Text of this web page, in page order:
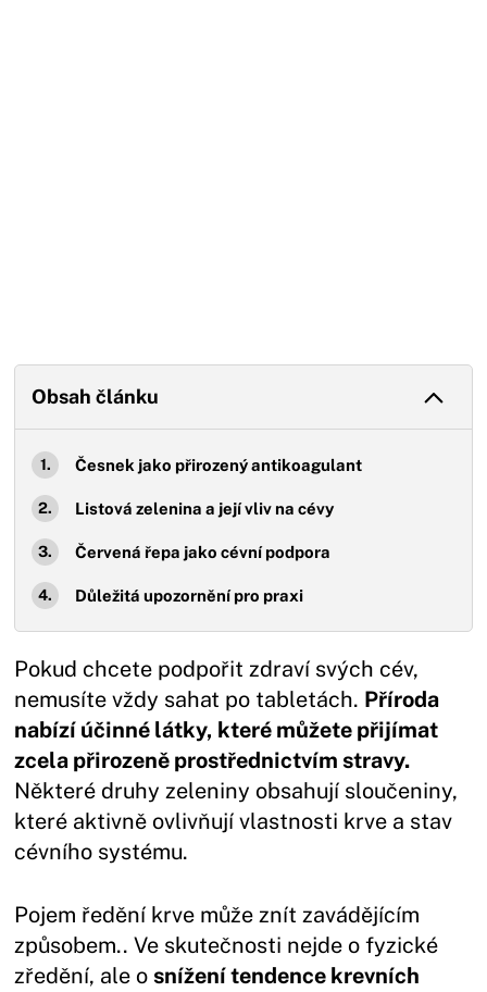
Obsah článku
Česnek jako přirozený antikoagulant
Listová zelenina a její vliv na cévy
Červená řepa jako cévní podpora
Důležitá upozornění pro praxi
Pokud chcete podpořit zdraví svých cév,
nemusíte vždy sahat po tabletách. Příroda
nabízí účinné látky, které můžete přijímat
zcela přirozeně prostřednictvím stravy.
Některé druhy zeleniny obsahují sloučeniny,
které aktivně ovlivňují vlastnosti krve a stav
cévního systému.
Pojem ředění krve může znít zavádějícím
způsobem.. Ve skutečnosti nejde o fyzické
zředění, ale osnížení tendence krevních